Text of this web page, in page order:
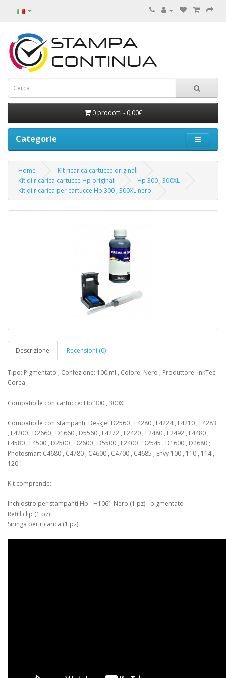
0 prodotti - 0,00€
Categorie
Home
Kit ricarica cartucce originali
Kit di ricarica cartucce Hp originali
Hp 300 , 300XL
Kit di ricarica per cartucce Hp 300 , 300XL nero
Descrizione Recensioni (0)
Tipo: Pigmentato , Confezione: 100 ml , Colore: Nero , Produttore: InkTec
Corea
Compatibile con cartucce: Hp 300 , 300XL
Compatibile con stampanti: DeskJet D2560 , F4280 , F4224 , F4210 , F4283
, F4200 , D2660 , D1660 , D5560 , F4272 , F2420 , F2480 , F2492 , F4480 ,
F4580 , F4500 , D2500 , D2600 , D5500 , F2400 , D2545 , D1600 , D2680 ;
Photosmart C4680 , C4780 , C4600 , C4700 , C4685 ; Envy 100 , 110 , 114 ,
120
Kit comprende:
Inchiostro per stampanti Hp - H1061 Nero (1 pz) - pigmentato
Refill clip (1 pz)
Siringa per ricarica (1 pz)